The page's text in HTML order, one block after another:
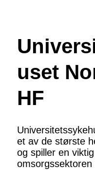
uset
HF
et av de største
og spiller en
omsorgssektoren